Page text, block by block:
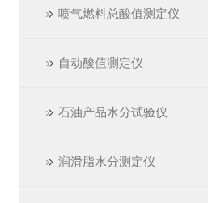
喷气燃料总酸值测定仪
自动酸值测定仪
石油产品水分试验仪
润滑脂水分测定仪